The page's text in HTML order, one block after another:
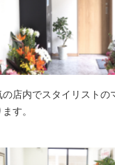
店内でスタイリストの
す。